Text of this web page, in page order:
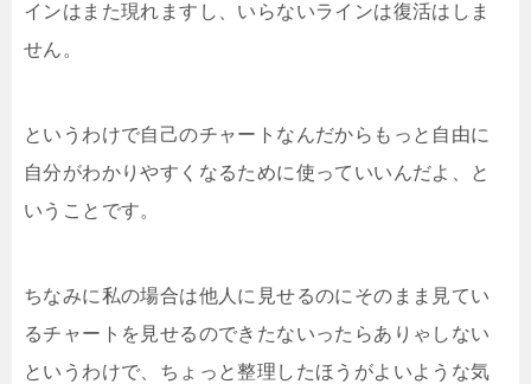
インはまた現れますし、いらないラインは復活はしま
せん。
というわけで自己のチャートなんだからもっと自由に
自分がわかりやすくなるために使っていいんだよ、と
いうことです。
ちなみに私の場合は他人に見せるのにそのまま見てい
るチャートを見せるのできたないったらありゃしない
というわけで、ちょっと整理したほうがよいような気